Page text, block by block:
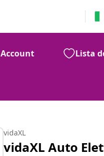
Account Lista
vidaXL
vidaXL Auto